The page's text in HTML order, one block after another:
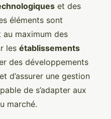
et des
éléments sont
maximum des
les établissements
des développements
d’assurer une gestion
de s’adapter aux
marché.